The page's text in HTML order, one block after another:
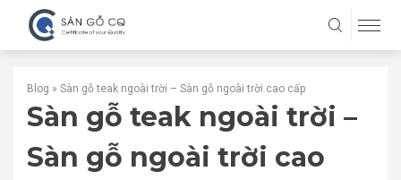
Blog » Sàn gỗ teak ngoài trời – Sàn gỗ ngoài trời cao cấp
Sàn gỗ teak ngoài trời –
Sàn gỗ ngoài trời cao